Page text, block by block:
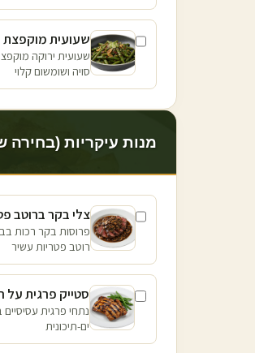
שעועית מוקפצת
שעועית ירוקה
סויה ושומשום קלוי
מנות עיקריות (בחירה
צלי בקר ברוטב
פרוסות בקר רכות
רוטב פטריות עשיר
סטייק פרגית על
נתחי פרגית
ים-תיכונית